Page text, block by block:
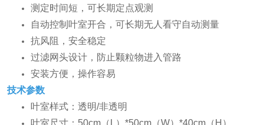
测定时间短，可长期定点观测
自动控制叶室开合，可长期无人看守自动测量
抗风阻，安全稳定
过滤网头设计，防止颗粒物进入管路
安装方便，操作容易
技术参数
叶室样式：透明/非透明